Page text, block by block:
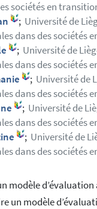
sociétés en
; Université de
dans des sociétés
; Université de
dans des sociétés
; Université de
dans des sociétés
; Université de
dans des sociétés
; Université de
dans des sociétés
modèle
un modèle